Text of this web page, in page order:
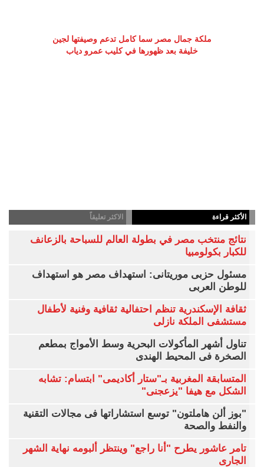
ملكة جمال مصر سما كامل تدعم وصيفتها لجين
خليفة بعد ظهورها في كليب عمرو دياب
الأكثر قراءة الاكثر تعليقاً
نتائج منتخب مصر في بطولة العالم للسباحة بالزعانف
للكبار بكولومبيا
مسئول حزبى موريتانى: استهداف مصر هو استهداف
للوطن العربى
ثقافة الإسكندرية تنظم احتفالية ثقافية وفنية لأطفال
مستشفى الملكة نازلى
تناول أشهر المأكولات البحرية وسط الأمواج بمطعم
الصخرة فى المحيط الهندى
المتسابقة المغربية بـ"ستار أكاديمى" ابتسام: تشابه
الشكل مع هيفا "يزعجنى"
"بوز ألن هاملتون" توسع استشاراتها فى مجالات التقنية
والنفط والصحة
تامر عاشور يطرح "أنا راجع" وينتظر ألبومه نهاية الشهر
الجارى